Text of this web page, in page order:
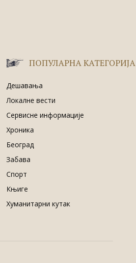
ПОПУЛАРНА КАТЕГОРИЈА
Дешавања
Локалне вести
Сервисне информације
Хроника
Београд
Забава
Спорт
Књиге
Хуманитарни кутак